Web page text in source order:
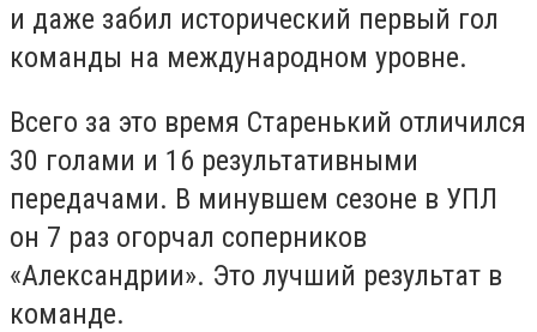
и даже забил исторический первый гол
команды на международном уровне.
Всего за это время Старенький отличился
30 голами и 16 результативными
передачами. В минувшем сезоне в УПЛ
он 7 раз огорчал соперников
«Александрии». Это лучший результат в
команде.